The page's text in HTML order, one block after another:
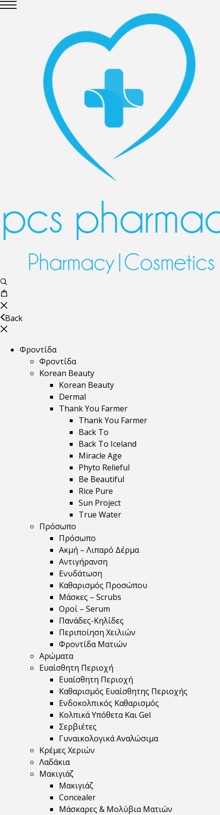
Back
Φροντίδα
Φροντίδα
Korean Beauty
Korean Beauty
Dermal
Thank You Farmer
Thank You Farmer
Back To
Back To Iceland
Miracle Age
Phyto Relieful
Be Beautiful
Rice Pure
Sun Project
True Water
Πρόσωπο
Πρόσωπο
Ακμή – Λιπαρό Δέρμα
Αντιγήρανση
Ενυδάτωση
Καθαρισμός Προσώπου
Μάσκες – Scrubs
Οροί – Serum
Πανάδες-Κηλίδες
Περιποίηση Χειλιών
Φροντίδα Ματιών
Αρώματα
Ευαίσθητη Περιοχή
Ευαίσθητη Περιοχή
Καθαρισμός Ευαίσθητης Περιοχής
Ενδοκολπικός Καθαρισμός
Κολπικά Υπόθετα Και Gel
Σερβιέτες
Γυναικολογικά Αναλώσιμα
Κρέμες Χεριών
Λαδάκια
Μακιγιάζ
Μακιγιάζ
Concealer
Μάσκαρες & Μολύβια Ματιών